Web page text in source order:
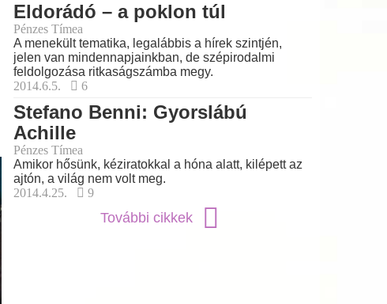
Eldorádó – a poklon túl
Pénzes Tímea
A menekült tematika, legalábbis a hírek szintjén,
jelen van mindennapjainkban, de szépirodalmi
feldolgozása ritkaságszámba megy.
2014.6.5.
6
Stefano Benni: Gyorslábú
Achille
Pénzes Tímea
Amikor hősünk, kéziratokkal a hóna alatt, kilépett az
ajtón, a világ nem volt meg.
2014.4.25.
9
További cikkek